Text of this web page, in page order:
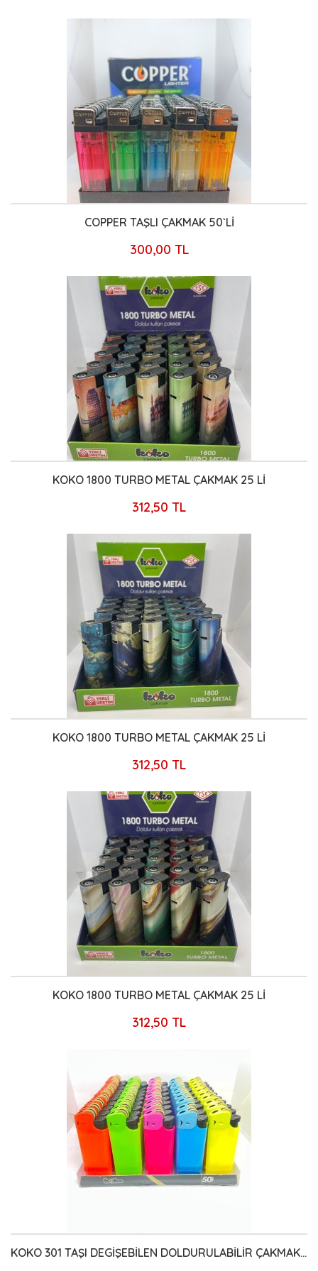
COPPER TAŞLI ÇAKMAK 50`Lİ
300,00 TL
KOKO 1800 TURBO METAL ÇAKMAK 25 Lİ
312,50 TL
KOKO 1800 TURBO METAL ÇAKMAK 25 Lİ
312,50 TL
KOKO 1800 TURBO METAL ÇAKMAK 25 Lİ
312,50 TL
KOKO 301 TAŞI DEGİŞEBİLEN DOLDURULABİLİR ÇAKMAK 50 Lİ